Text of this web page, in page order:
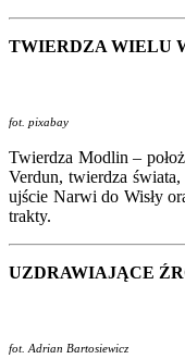
TWIERDZA WIELU
fot. pixabay
Twierdza Modlin –
Verdun, twierdza
ujście Narwi do Wisły
trakty.
UZDRAWIAJĄCE
fot. Adrian Bartosiewicz